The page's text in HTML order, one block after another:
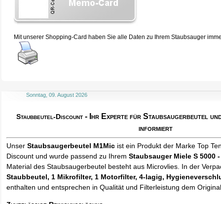
Mit unserer Shopping-Card haben Sie alle Daten zu Ihrem Staubsauger
Sonntag, 09. August 2026
Staubbeutel-Discount - Ihr Experte für Staubsaugerbeutel
informiert
UnserStaubsaugerbeutel M1Mic ist ein Produkt der Marke Top
Discount und wurde passend zu IhremStaubsauger Miele S 5000 -
Material des Staubsaugerbeutel besteht aus Microvlies. In der
Staubbeutel, 1 Mikrofilter, 1 Motorfilter, 4-lagig,
enthalten und entsprechen in Qualität und Filterleistung dem